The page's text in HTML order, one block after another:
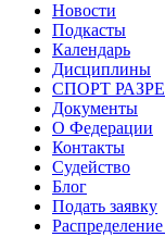
Новости
Подкасты
Календарь
Дисциплины
СПОРТ
Документы
О Федерации
Контакты
Судейство
Блог
Подать заявку